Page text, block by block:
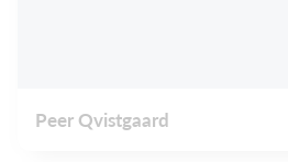
Peer Qvistgaard